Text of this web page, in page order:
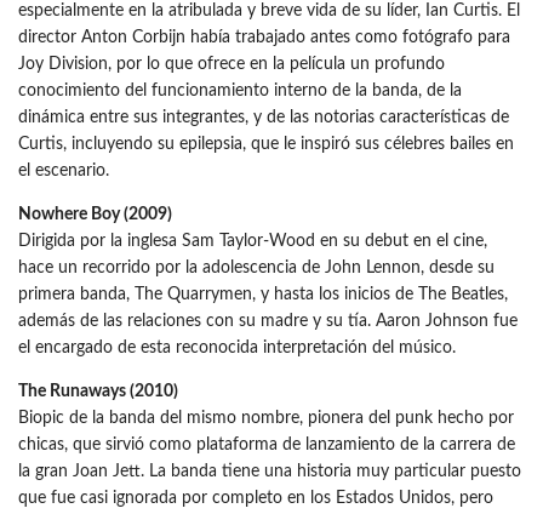
especialmente en la atribulada y breve vida de su líder, Ian Curtis. El
director Anton Corbijn había trabajado antes como fotógrafo para
Joy Division, por lo que ofrece en la película un profundo
conocimiento del funcionamiento interno de la banda, de la
dinámica entre sus integrantes, y de las notorias características de
Curtis, incluyendo su epilepsia, que le inspiró sus célebres bailes en
el escenario.
Nowhere Boy (2009)
Dirigida por la inglesa Sam Taylor-Wood en su debut en el cine,
hace un recorrido por la adolescencia de John Lennon, desde su
primera banda, The Quarrymen, y hasta los inicios de The Beatles,
además de las relaciones con su madre y su tía. Aaron Johnson fue
el encargado de esta reconocida interpretación del músico.
The Runaways (2010)
Biopic de la banda del mismo nombre, pionera del punk hecho por
chicas, que sirvió como plataforma de lanzamiento de la carrera de
la gran Joan Jett. La banda tiene una historia muy particular puesto
que fue casi ignorada por completo en los Estados Unidos, pero